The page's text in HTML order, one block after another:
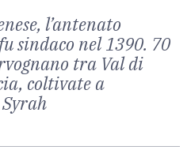
l’antenato
sindaco nel 1390. 70
tra Val di
coltivate a